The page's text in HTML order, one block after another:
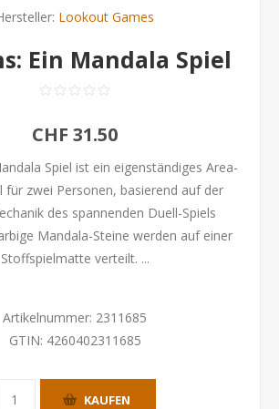
Lookout Games
Ein Mandala Spiel
CHF 31.50
Spiel ist ein eigenständiges Area-
für zwei Personen, basierend auf der
des spannenden Duell-Spiels
Mandala-Steine werden auf einer
Stoffspielmatte verteilt. ...
Artikelnummer: 2311685
GTIN: 4260402311685
KAUFEN